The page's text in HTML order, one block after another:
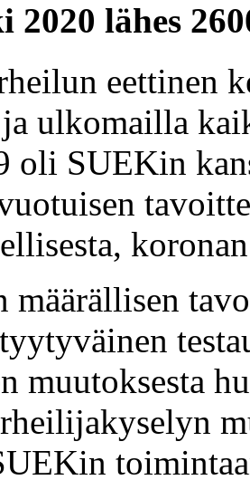
2020 lähes
eettinen
ja ulkomailla
oli SUEKin
määrällisen
muutoksesta